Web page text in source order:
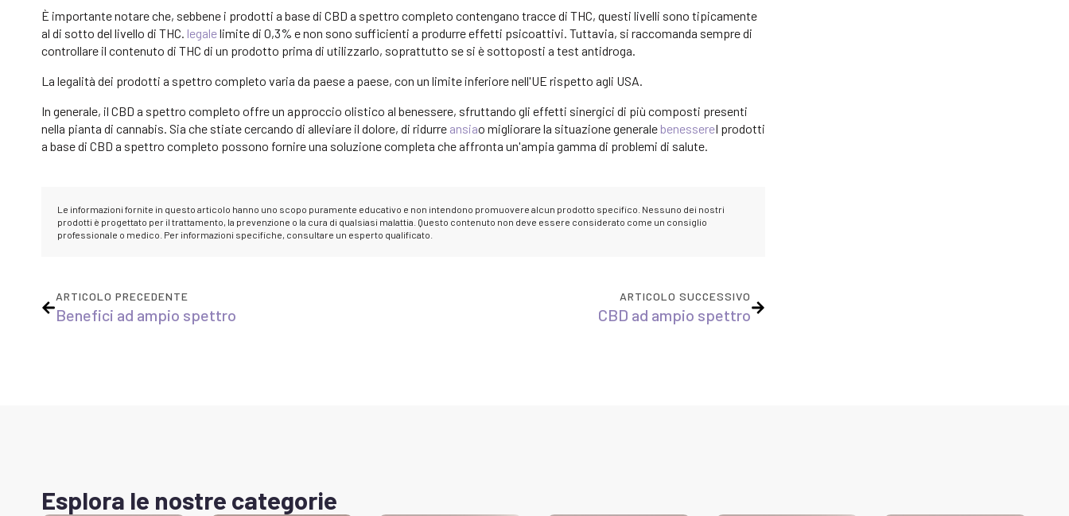
È importante notare che, sebbene i prodotti a base di CBD a spettro completo contengano tracce di THC, questi livelli sono tipicamente
al di sotto del livello di THC. legalelimite di 0,3% e non sono sufficienti a produrre effetti psicoattivi. Tuttavia, si raccomanda sempre di
controllare il contenuto di THC di un prodotto prima di utilizzarlo, soprattutto se si è sottoposti a test antidroga.
La legalità dei prodotti a spettro completo varia da paese a paese, con un limite inferiore nell'UE rispetto agli USA.
In generale, il CBD a spettro completo offre un approccio olistico al benessere, sfruttando gli effetti sinergici di più composti presenti
nella pianta di cannabis. Sia che stiate cercando di alleviare il dolore, di ridurre ansiao migliorare la situazione generale benessereI prodotti
a base di CBD a spettro completo possono fornire una soluzione completa che affronta un'ampia gamma di problemi di salute.
Le informazioni fornite in questo articolo hanno uno scopo puramente educativo e non intendono promuovere alcun prodotto specifico. Nessuno dei nostri
prodotti è progettato per il trattamento, la prevenzione o la cura di qualsiasi malattia. Questo contenuto non deve essere considerato come un consiglio
professionale o medico. Per informazioni specifiche, consultare un esperto qualificato.
ARTICOLO PRECEDENTE
Benefici ad ampio spettro
ARTICOLO SUCCESSIVO
CBD ad ampio spettro
Esplora le nostre categorie